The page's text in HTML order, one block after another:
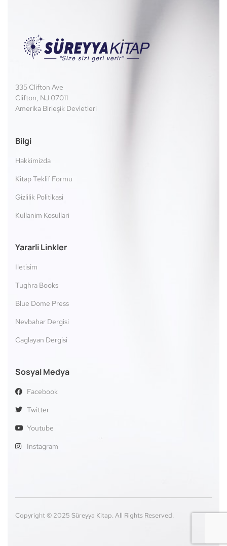
335 Clifton Ave
Clifton, NJ 07011
Amerika Birleşik Devletleri
Bilgi
Hakkimizda
Kitap Teklif Formu
Gizlilik Politikasi
Kullanim Kosullari
Yararli Linkler
Iletisim
Tughra Books
Blue Dome Press
Nevbahar Dergisi
Caglayan Dergisi
Sosyal Medya
Facebook
Twitter
Youtube
Instagram
Copyright © 2025 Süreyya Kitap. All Rights Reserved.